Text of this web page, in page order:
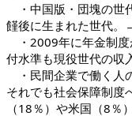
・中国版・団塊の世
饉後に生まれた世代。
・2009年に年金制度
付水準も現役世代の収
・民間企業で働く人
それでも社会保障制度
（18％）や米国（8％